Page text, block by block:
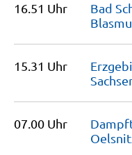
16.51 Uhr
Bad
15.31 Uhr
07.00 Uhr